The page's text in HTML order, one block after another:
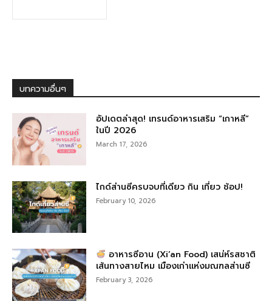
บทความอื่นๆ
อัปเดตล่าสุด! เทรนด์อาหารเสริม “เกาหลี”
ในปี 2026
March 17, 2026
ไกด์ส่านซีครบจบที่เดียว กิน เที่ยว ช้อป!
February 10, 2026
อาหารซีอาน (Xi’an Food) เสน่ห์รสชาติ
เส้นทางสายไหม เมืองเก่าแห่งมณฑลส่านซี
February 3, 2026